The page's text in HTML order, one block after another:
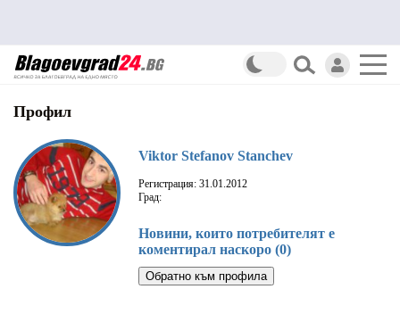
Профил
Viktor Stefanov Stanchev
Регистрация: 31.01.2012
Град:
Новини, които потребителят е
коментирал наскоро (0)
Обратно към профила